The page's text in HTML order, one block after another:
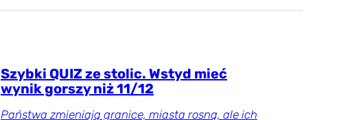
Szybki QUIZ ze stolic. Wstyd mieć
wynik gorszy niż 11/12
Państwa zmieniają granice, miasta rosną, ale ich